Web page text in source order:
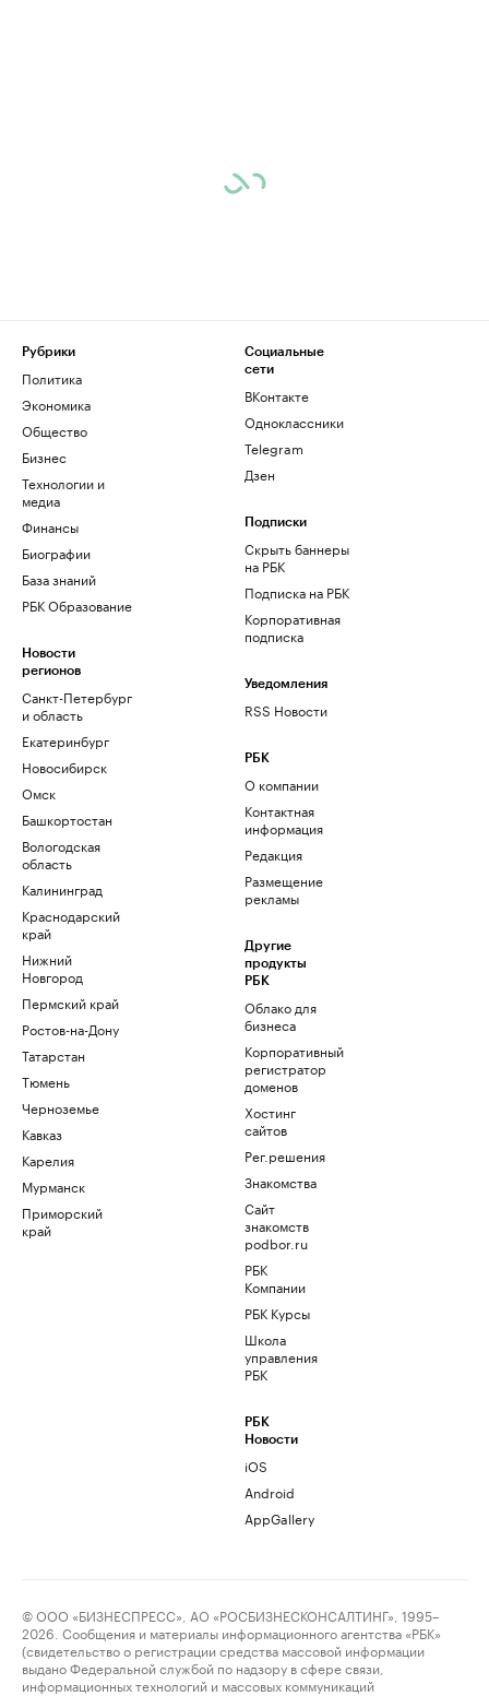
Рубрики
Политика
Экономика
Общество
Бизнес
Технологии и
медиа
Финансы
Биографии
База знаний
РБК Образование
Новости
регионов
Санкт-Петербург
и область
Екатеринбург
Новосибирск
Омск
Башкортостан
Вологодская
область
Калининград
Краснодарский
край
Нижний
Новгород
Пермский край
Ростов-на-Дону
Татарстан
Тюмень
Черноземье
Кавказ
Карелия
Мурманск
Приморский
край
Социальные
сети
ВКонтакте
Одноклассники
Telegram
Дзен
Подписки
Скрыть баннеры
на РБК
Подписка на РБК
Корпоративная
подписка
Уведомления
RSS Новости
РБК
О компании
Контактная
информация
Редакция
Размещение
рекламы
Другие
продукты
РБК
Облако для
бизнеса
Корпоративный
регистратор
доменов
Хостинг
сайтов
Рег.решения
Знакомства
Сайт
знакомств
podbor.ru
РБК
Компании
РБК Курсы
Школа
управления
РБК
РБК
Новости
iOS
Android
AppGallery
© ООО «БИЗНЕСПРЕСС», АО «РОСБИЗНЕСКОНСАЛТИНГ», 1995–
2026. Сообщения и материалы информационного агентства «РБК»
(свидетельство о регистрации средства массовой информации
выдано Федеральной службой по надзору в сфере связи,
информационных технологий и массовых коммуникаций